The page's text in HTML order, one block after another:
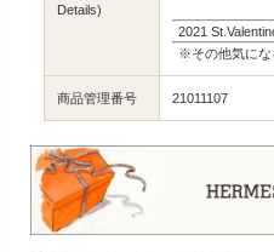
Details)
2021
※その他気にな
商品管理番号 21011107